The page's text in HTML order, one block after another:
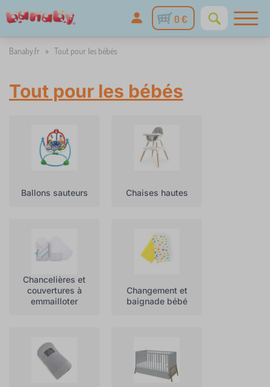
0 €
Banaby.fr » Tout pour les bébés
Tout pour les bébés
Ballons sauteurs Chaises hautes
Chancelières et
couvertures à
emmailloter
Changement et
baignade bébé